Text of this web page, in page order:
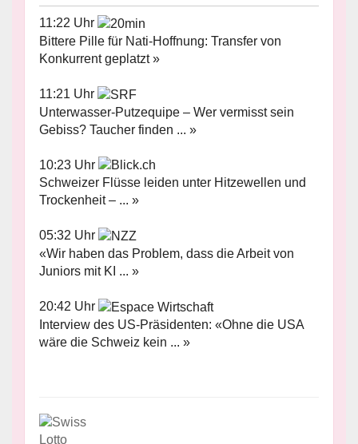
11:22 Uhr
Bittere Pille für Nati-Hoffnung: Transfer von
Konkurrent geplatzt »
11:21 Uhr
Unterwasser-Putzequipe – Wer vermisst sein
Gebiss? Taucher finden ... »
10:23 Uhr
Schweizer Flüsse leiden unter Hitzewellen und
Trockenheit – ... »
05:32 Uhr
«Wir haben das Problem, dass die Arbeit von
Juniors mit KI ... »
20:42 Uhr
Interview des US-Präsidenten: «Ohne die USA
wäre die Schweiz kein ... »